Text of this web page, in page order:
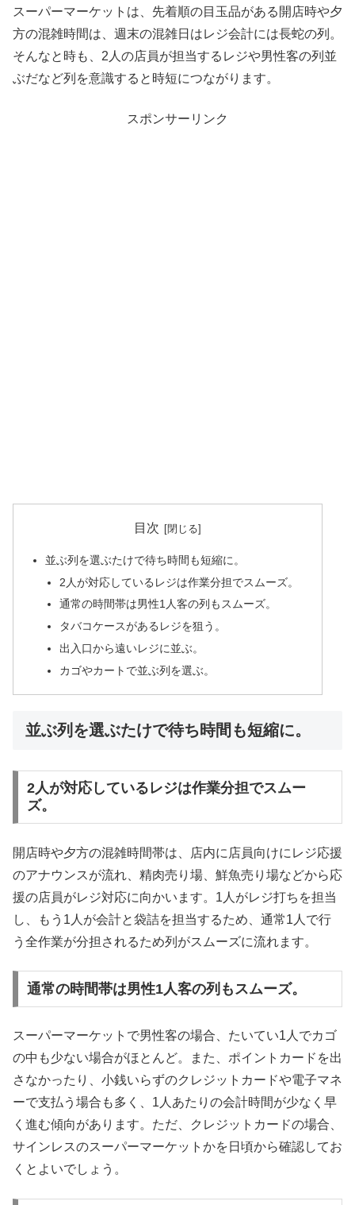
スーパーマーケットは、 先着順の目玉品がある開店時や夕
方の混雑時間は、 週末の混雑日はレジ会計には長蛇の列。
そんなと時も、2人の店員が担当するレジや男性客の列並
ぶだなど列を意識すると時短につながります。
スポンサーリンク
目次
並ぶ列を選ぶたけで待ち時間も短縮に。
2人が対応しているレジは作業分担でスムーズ。
通常の時間帯は男性1人客の列もスムーズ。
タバコケースがあるレジを狙う。
出入口から遠いレジに並ぶ。
カゴやカートで並ぶ列を選ぶ。
並ぶ列を選ぶたけで待ち時間も短縮に。
2人が対応しているレジは作業分担でスムー
ズ。
開店時や夕方の混雑時間帯は、店内に店員向けにレジ応援
のアナウンスが流れ、精肉売り場、鮮魚売り場などから応
援の店員がレジ対応に向かいます。1人がレジ打ちを担当
し、もう1人が会計と袋詰を担当するため、通常1人で行
う全作業が分担されるため列がスムーズに流れます。
通常の時間帯は男性1人客の列もスムーズ。
スーパーマーケットで男性客の場合、たいてい1人でカゴ
の中も少ない場合がほとんど。また、ポイントカードを出
さなかったり、小銭いらずのクレジットカードや電子マネ
ーで支払う場合も多く、1人あたりの会計時間が少なく早
く進む傾向があります。ただ、クレジットカードの場合、
サインレスのスーパーマーケットかを日頃から確認してお
くとよいでしょう。